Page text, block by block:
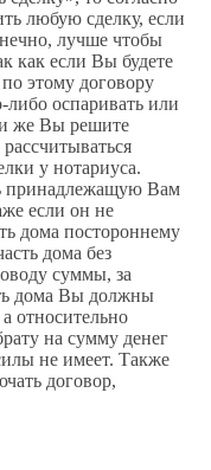
любую сделку, если
лучше чтобы
как если Вы будете
этому договору
оспаривать или
же Вы решите
у нотариуса.
принадлежащую Вам
если он не
дома постороннему
дома без
суммы, за
дома Вы должны
относительно
на сумму денег
не имеет. Также
договор,